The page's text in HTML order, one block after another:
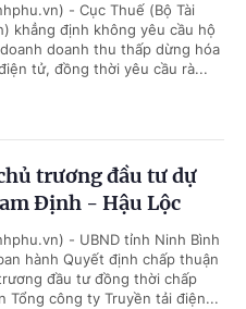
- Cục Thuế (Bộ Tài
khẳng định không yêu cầu hộ
doanh thu thấp dừng hóa
tử, đồng thời yêu cầu rà...
trương đầu tư dự
Định - Hậu Lộc
- UBND tỉnh Ninh Bình
hành Quyết định chấp thuận
đầu tư đồng thời chấp
Tổng công ty Truyền tải điện...